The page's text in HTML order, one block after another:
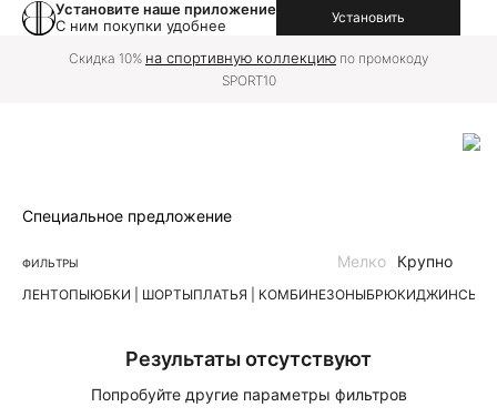
Установите наше приложение
С ним покупки удобнее
Установить
Скидка 10% на спортивную коллекцию по промокоду
SPORT10
Специальное предложение
ФИЛЬТРЫ
ЛЕНТОПЫЮБКИ | ШОРТЫПЛАТЬЯ | КОМБИНЕЗОНЫБРЮКИДЖИНСЫ
Мелко Крупно
Результаты отсутствуют
Попробуйте другие параметры фильтров